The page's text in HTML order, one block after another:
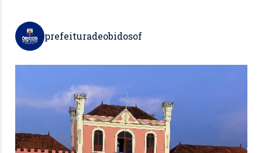
prefeituradeobidosof